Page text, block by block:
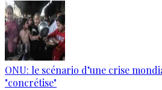
ONU: le scénario d’une crise
"concrétise"